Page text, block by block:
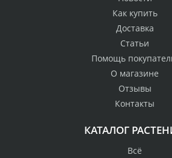
Как купить
Доставка
Статьи
Помощь
О магазине
Отзывы
Контакты
КАТАЛОГ
Всё